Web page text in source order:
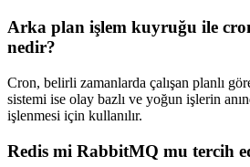
Arka plan işlem kuyruğu ile
nedir?
Cron, belirli zamanlarda çalışan planlı
sistemi ise olay bazlı ve yoğun işlerin
işlenmesi için kullanılır.
Redis mi RabbitMQ mu tercih